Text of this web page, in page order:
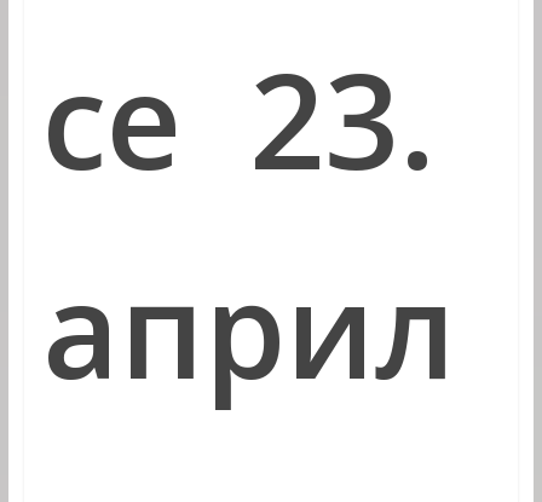
се 23.
април